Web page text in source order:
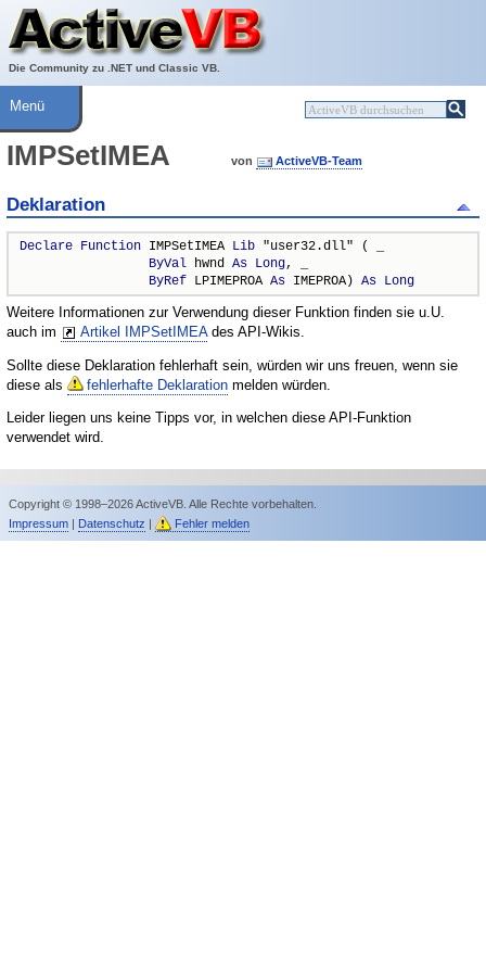
Die Community zu .NET und Classic VB.
Über ActiveVB
Hilfe
Menü
IMPSetIMEA von ActiveVB-Team
Deklaration
Declare Function IMPSetIMEA Lib "user32.dll" ( _
ByVal hwnd As Long, _
ByRef LPIMEPROA As IMEPROA) As Long
Weitere Informationen zur Verwendung dieser Funktion finden sie u.U.
auch im
Artikel IMPSetIMEAdes API-Wikis.
Sollte diese Deklaration fehlerhaft sein, würden wir uns freuen, wenn sie
diese als
fehlerhafte Deklaration melden würden.
Leider liegen uns keine Tipps vor, in welchen diese API-Funktion
verwendet wird.
Copyright © 1998–2026 ActiveVB. Alle Rechte vorbehalten.
Impressum| Datenschutz | Fehler melden